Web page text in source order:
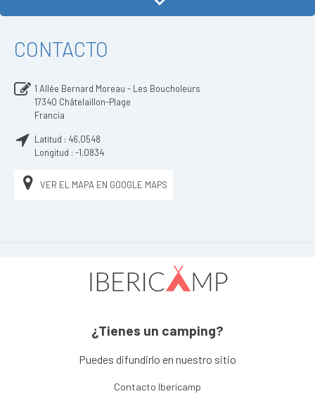
CONTACTO
1 Allée Bernard Moreau - Les Boucholeurs
17340 Châtelaillon-Plage
Francia
Latitud : 46,0548
Longitud : -1,0834
VER EL MAPA EN GOOGLE MAPS
¿Tienes un camping?
Puedes difundirlo en nuestro sitio
Contacto Ibericamp